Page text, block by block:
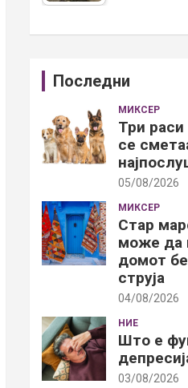
Последни
МИКСЕР
Три
се
05/08/2026
МИКСЕР
Стар
може да
домот
струја
04/08/2026
НИЕ
Што е
03/08/2026